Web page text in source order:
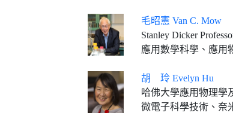
毛昭憲 Van C. Mow
Stanley Dicker
應用數學科學、應用
胡 玲 Evelyn Hu
哈佛大學應用物理學及電機
微電子科學技術、奈